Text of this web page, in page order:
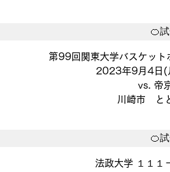
🍊
第99回関東大学バスケット
2023年9月4日
vs. 帝
川崎市　と
🍊
法政大学 １１１